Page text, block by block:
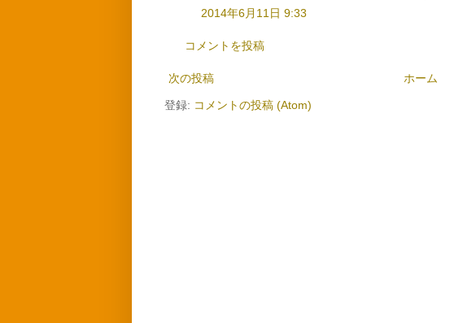
2014年6月11日 9:33
コメントを投稿
次の投稿 ホーム
登録: コメントの投稿 (Atom)